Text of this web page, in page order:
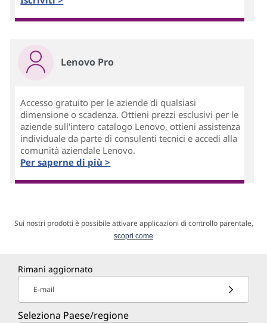
Lenovo Pro
Accesso gratuito per le aziende di qualsiasi
dimensione o scadenza. Ottieni prezzi esclusivi per le
aziende sull'intero catalogo Lenovo, ottieni assistenza
individuale da parte di consulenti tecnici e accedi alla
comunità aziendale Lenovo.
Per saperne di più >
Sui nostri prodotti è possibile attivare applicazioni di controllo parentale,
scopri come
Rimani aggiornato
E-mail
Seleziona Paese/regione